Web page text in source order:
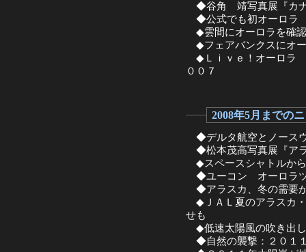
◆谷角 靖写真展『カ
◆公式でも初オーロラ
◆雲間にオーロラを確認
◆フェアバンクスにオ
◆Ｌｉｖｅ！オーロラ
００７
2008年5月までの
◆デルタ航空とノース
◆松本茂高写真展『アラ
◆スペースシャトルか
◆ユーコン オーロラツ
◆アラスカ、冬の需要
◆ＪＡＬ夏のアラスカ
せも
◆低速太陽風の吹き出
◆自然の襲撃：２０１